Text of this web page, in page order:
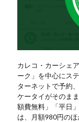
カレコ・カーシェ
ーク」を中心にス
ターネットで予約
ケータイがそのま
額費無料」「平日
は、月額980円の